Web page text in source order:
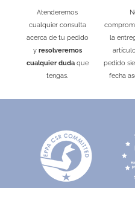
Atenderemos
cualquier consulta
acerca de tu pedido
y resolveremos
cualquier dudaque
tengas.
la
pedido
fecha